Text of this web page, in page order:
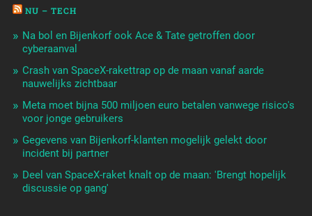
NU – TECH
Na bol en Bijenkorf ook Ace & Tate getroffen door
cyberaanval
Crash van SpaceX-rakettrap op de maan vanaf aarde
nauwelijks zichtbaar
Meta moet bijna 500 miljoen euro betalen vanwege risico's
voor jonge gebruikers
Gegevens van Bijenkorf-klanten mogelijk gelekt door
incident bij partner
Deel van SpaceX-raket knalt op de maan: 'Brengt hopelijk
discussie op gang'